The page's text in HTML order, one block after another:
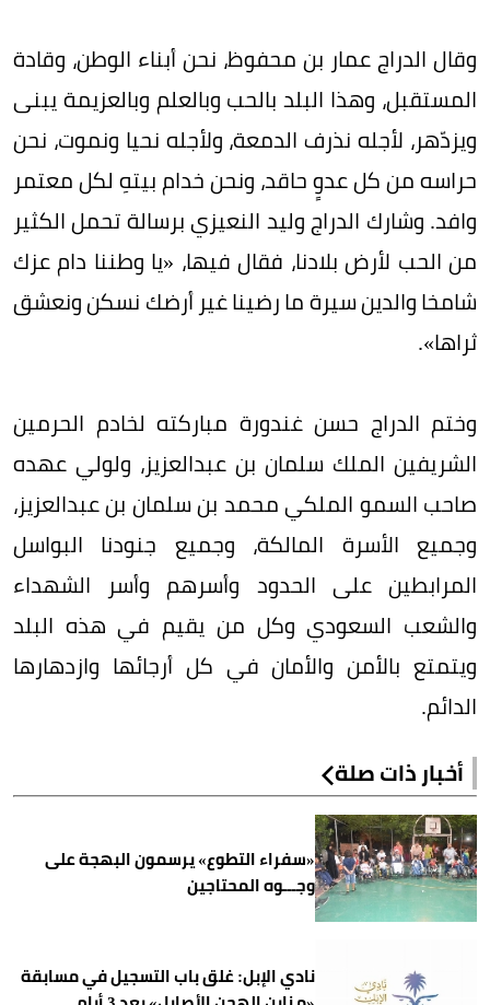
وقال الدراج عمار بن محفوظ، نحن أبناء الوطن، وقادة
المستقبل، وهذا البلد بالحب وبالعلم وبالعزيمة يبنى
ويزدّهر، لأجله نذرف الدمعة، ولأجله نحيا ونموت، نحن
حراسه من كل عدوٍ حاقد، ونحن خدام بيتهِ لكل معتمر
وافد. وشارك الدراج وليد النعيزي برسالة تحمل الكثير
من الحب لأرض بلادنا، فقال فيها، «يا وطننا دام عزك
شامخا والدين سيرة ما رضينا غير أرضك نسكن ونعشق
ثراها».
وختم الدراج حسن غندورة مباركته لخادم الحرمين
الشريفين الملك سلمان بن عبدالعزيز، ولولي عهده
صاحب السمو الملكي محمد بن سلمان بن عبدالعزيز،
وجميع الأسرة المالكة، وجميع جنودنا البواسل
المرابطين على الحدود وأسرهم وأسر الشهداء
والشعب السعودي وكل من يقيم في هذه البلد
ويتمتع بالأمن والأمان في كل أرجائها وازدهارها
الدائم.
أخبار ذات صلة
«سفراء التطوع» يرسمون البهجة على
وجـــوه المحتاجين
نادي الإبل: غلق باب التسجيل في مسابقة